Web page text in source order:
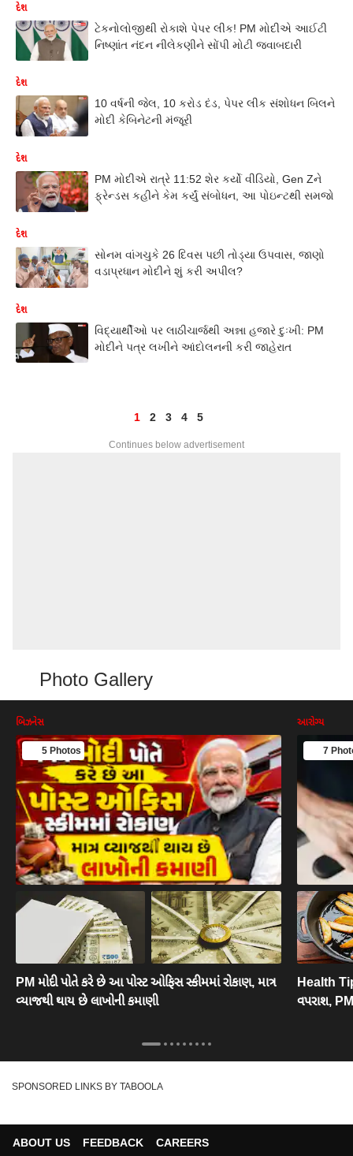
દેશ
ટેકનોલોજીથી રોકાશે પેપર લીક! PM મોદીએ આઈટી
નિષ્ણાંત નંદન નીલેકણીને સોંપી મોટી જવાબદારી
દેશ
10 વર્ષની જેલ, 10 કરોડ દંડ, પેપર લીક સંશોધન બિલને
મોદી કેબિનેટની મંજૂરી
દેશ
PM મોદીએ રાત્રે 11:52 શેર કર્યો વીડિયો, Gen Zને
ફ્રેન્ડસ કહીને કેમ કર્યું સંબોધન, આ પોઇન્ટથી સમજો
દેશ
સોનમ વાંગચુકે 26 દિવસ પછી તોડ્યા ઉપવાસ, જાણો
વડાપ્રધાન મોદીને શું કરી અપીલ?
દેશ
વિદ્યાર્થીઓ પર લાઠીચાર્જથી અન્ના હજારે દુઃખી: PM
મોદીને પત્ર લખીને આંદોલનની કરી જાહેરાત
1 2 3 4 5
Continues below advertisement
Photo Gallery
બિઝનેસ
5 Photos
PM મોદી પોતે કરે છે આ પોસ્ટ ઓફિસ સ્કીમમાં રોકાણ, માત્ર
વ્યાજથી થાય છે લાખોની કમાણી
આરોગ્ય
7
Health
વપરાશ,
SPONSORED LINKS BY TABOOLA
ABOUT US FEEDBACK CAREERS